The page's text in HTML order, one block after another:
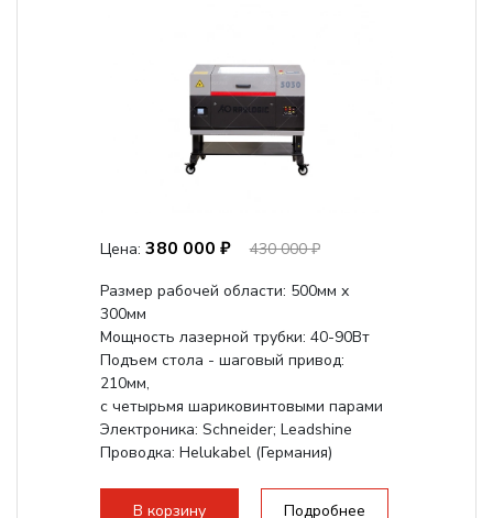
Цена: 380 000 ₽
430 000 ₽
Размер рабочей области: 500мм х
300мм
Мощность лазерной трубки: 40-90Вт
Подъем стола - шаговый привод:
210мм,
с четырьмя шариковинтовыми парами
Электроника: Schneider; Leadshine
Проводка: Helukabel (Германия)
В корзину
Подробнее